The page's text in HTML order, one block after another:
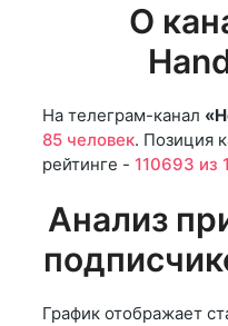
О
На телеграм-канал
85 человек. Позиция
рейтинге - 110693 из
Анализ
График отображает